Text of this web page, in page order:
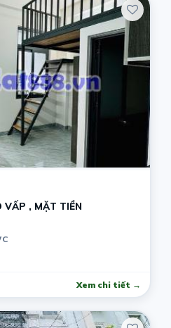
VẤP , MẶT TIỀN
Xem chi tiết →